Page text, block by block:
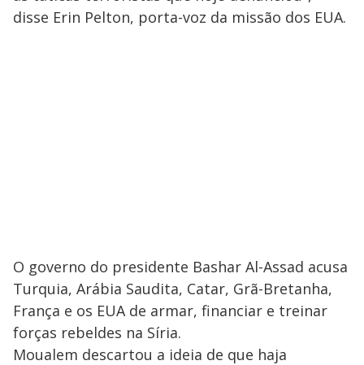
disse Erin Pelton, porta-voz da missão dos EUA.
O governo do presidente Bashar Al-Assad acusa
Turquia, Arábia Saudita, Catar, Grã-Bretanha,
França e os EUA de armar, financiar e treinar
forças rebeldes na Síria.
Moualem descartou a ideia de que haja